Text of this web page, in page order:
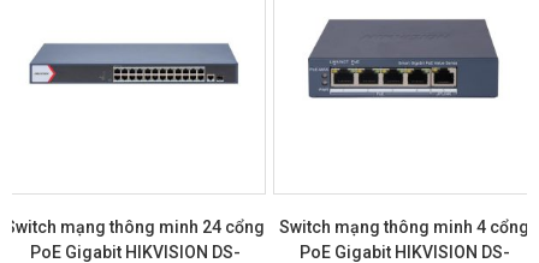
Switch mạng thông minh 24 cổng
PoE Gigabit HIKVISION DS-
Switch mạng thông minh 4 cổng
PoE Gigabit HIKVISION DS-